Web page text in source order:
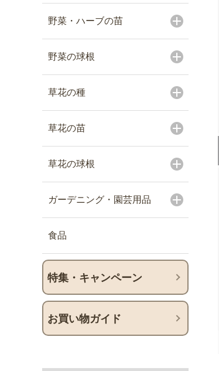
野菜・ハーブの苗
野菜の球根
草花の種
草花の苗
草花の球根
ガーデニング・園芸用品
食品
特集・キャンペーン
お買い物ガイド